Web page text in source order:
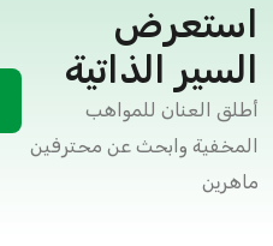
استعرض
السير الذاتية
أطلق العنان للمواهب
المخفية وابحث عن محترفين
ماهرين